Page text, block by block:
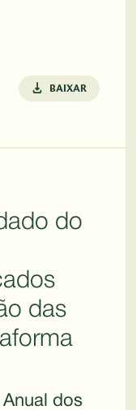
BAIXAR
do
das
dos